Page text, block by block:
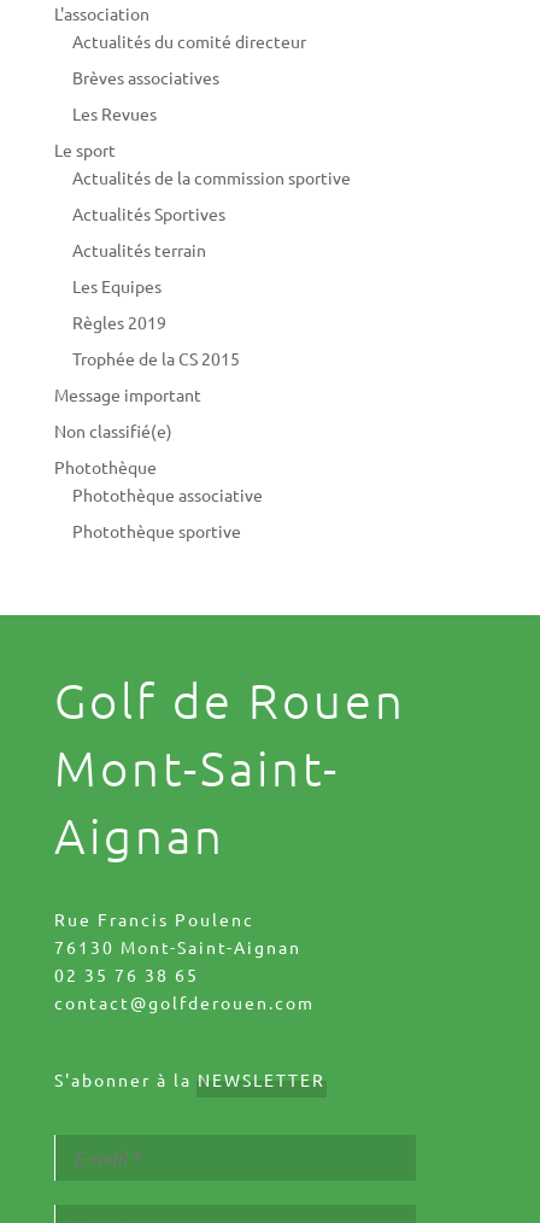
L'association
Actualités du comité directeur
Brèves associatives
Les Revues
Le sport
Actualités de la commission sportive
Actualités Sportives
Actualités terrain
Les Equipes
Règles 2019
Trophée de la CS 2015
Message important
Non classifié(e)
Photothèque
Photothèque associative
Photothèque sportive
Golf de Rouen
Mont-Saint-
Aignan
Rue Francis Poulenc
76130 Mont-Saint-Aignan
02 35 76 38 65
contact@golfderouen.com
S'abonner à la NEWSLETTER